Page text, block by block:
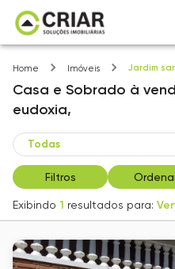
Home Imóveis Jardim
Casa e Sobrado à
eudoxia,
Filtros
Exibindo 1 resultados para: